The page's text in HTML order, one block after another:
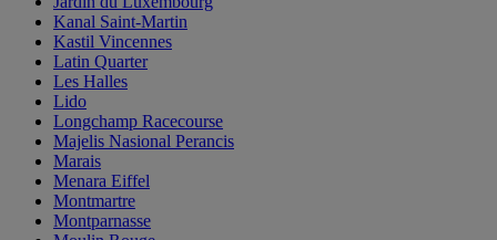
Kanal Saint-Martin
Kastil Vincennes
Latin Quarter
Les Halles
Lido
Longchamp Racecourse
Majelis Nasional Perancis
Marais
Menara Eiffel
Montmartre
Montparnasse